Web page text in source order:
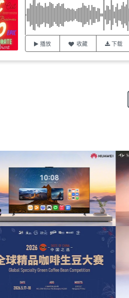
播放 收藏 下载
为东风奕派M8上市发布会项目提供音乐版